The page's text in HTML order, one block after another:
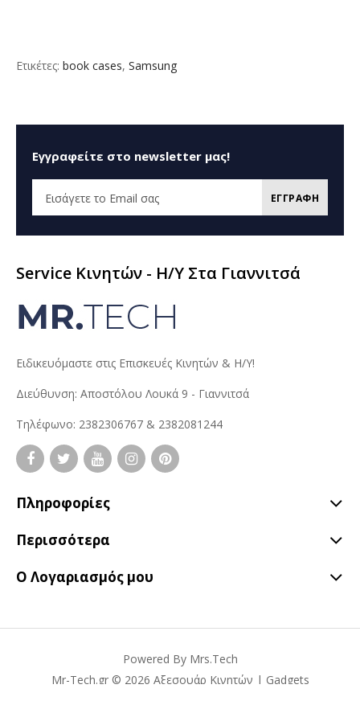
Ετικέτες: book cases, Samsung
Εγγραφείτε στο newsletter μας!
ΕΓΓΡΑΦΗ
Service Κινητών - H/Y Στα Γιαννιτσά
Ειδικευόμαστε στις Επισκευές Κινητών & Η/Υ!
Διεύθυνση: Αποστόλου Λουκά 9 - Γιαννιτσά
Τηλέφωνο: 2382306767 & 2382081244
Πληροφορίες
Περισσότερα
Ο Λογαριασμός μου
Powered By Mrs.Tech
Mr-Tech.gr © 2026 Αξεσουάρ Κινητών | Gadgets